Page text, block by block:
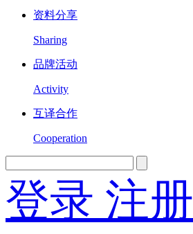
资料分享
Sharing
品牌活动
Activity
互译合作
Cooperation
登录 注册